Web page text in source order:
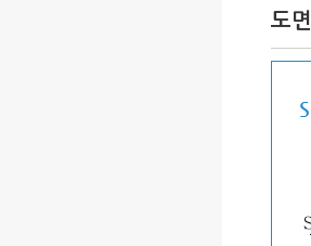
도면